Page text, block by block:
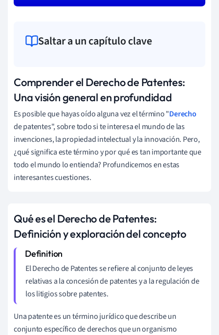
Saltar a un capítulo clave
Comprender el Derecho de Patentes:
Una visión general en profundidad
Es posible que hayas oído alguna vez el término "Derecho
de patentes", sobre todo si te interesa el mundo de las
invenciones, la propiedad intelectual y la innovación. Pero,
¿qué significa este término y por qué es tan importante que
todo el mundo lo entienda? Profundicemos en estas
interesantes cuestiones.
Qué es el Derecho de Patentes:
Definición y exploración del concepto
El Derecho de Patentes se refiere al conjunto de leyes
relativas a la concesión de patentes y a la regulación de
los litigios sobre patentes.
Una patente es un término jurídico que describe un
conjunto específico de derechos que un organismo